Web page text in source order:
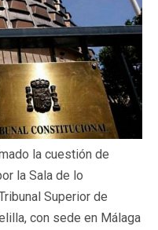
la cuestión de
la Sala de lo
Superior de
con sede en Málaga